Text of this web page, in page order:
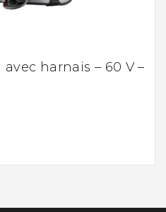
avec harnais – 60 V –